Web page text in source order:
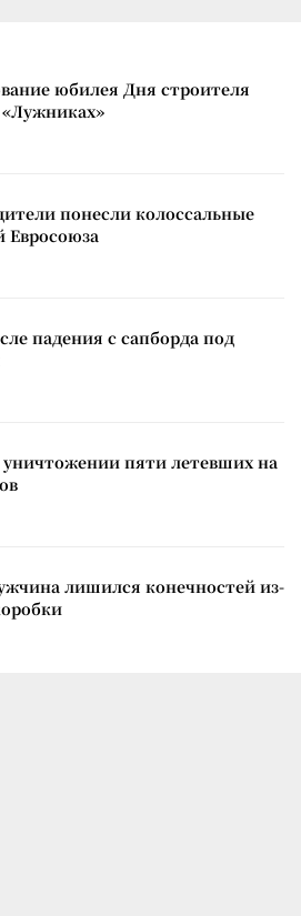
юбилея Дня строителя
понесли колоссальные
Евросоюза
падения с сапборда под
пяти летевших на
лишился конечностей из-